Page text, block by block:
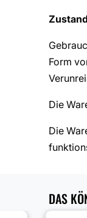
Form
Die
Die
DAS